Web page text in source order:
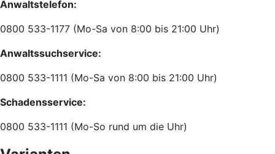
Anwaltstelefon:
0800 533-1177 (Mo-Sa von 8:00 bis 21:00 Uhr)
Anwaltssuchservice:
0800 533-1111 (Mo-Sa von 8:00 bis 21:00 Uhr)
Schadensservice:
0800 533-1111 (Mo-So rund um die Uhr)